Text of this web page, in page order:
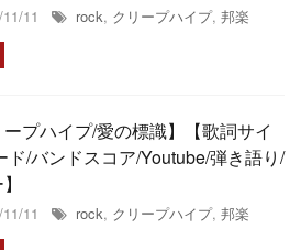
11 rock, クリープハイプ, 邦楽
ープハイプ/愛の標識】【歌詞サイ
ド/バンドスコア/Youtube/弾き語り/
11 rock, クリープハイプ, 邦楽